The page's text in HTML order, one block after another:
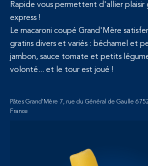
Rapide vous permettent d'allier
express !
Le macaroni coupé Grand'Mère
gratins divers et variés : béchamel et
jambon, sauce tomate et petits
volonté... et le tour est joué !
Pâtes Grand'Mère 7, rue du Général de Gaulle
France